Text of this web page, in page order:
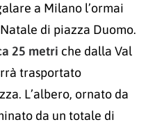
a Milano l’ormai
di piazza Duomo.
25 metri che dalla Val
trasportato
L’albero, ornato da
da un totale di